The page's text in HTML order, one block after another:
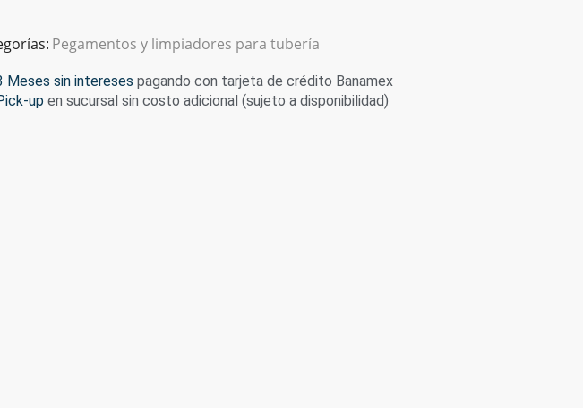
Pegamentos y limpiadores para tubería
Meses sin intereses pagando con tarjeta de crédito Banamex
upen sucursal sin costo adicional (sujeto a disponibilidad)